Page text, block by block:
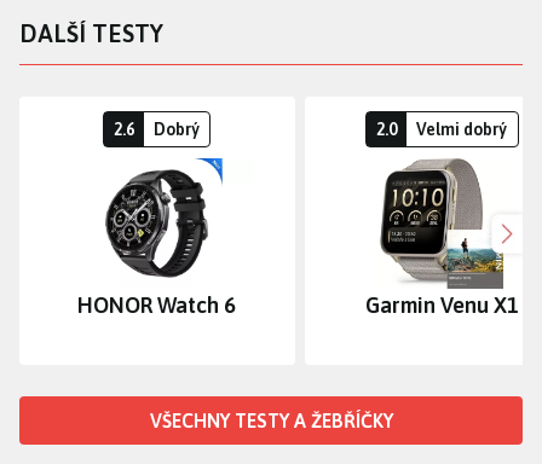
DALŠÍ TESTY
2.6 Dobrý
HONOR Watch 6
2.0 Velmi dobrý
Garmin Venu X1
VŠECHNY TESTY A ŽEBŘÍČKY